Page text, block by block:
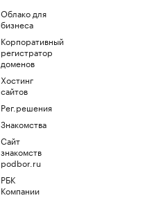
Облако для
бизнеса
Корпоративный
регистратор
доменов
Хостинг
сайтов
Рег.решения
Знакомства
Сайт
знакомств
podbor.ru
РБК
Компании